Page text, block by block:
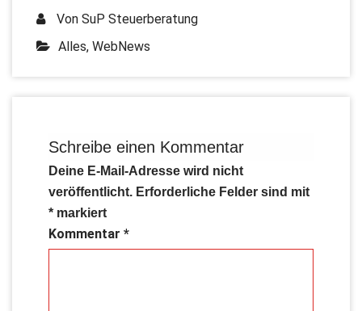
Von SuP Steuerberatung
Alles, WebNews
Schreibe einen Kommentar
Deine E-Mail-Adresse wird nicht
veröffentlicht. Erforderliche Felder sind mit
* markiert
Kommentar *